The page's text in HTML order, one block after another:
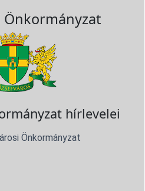
Önkormányzat
hírlevelei
Önkormányzat